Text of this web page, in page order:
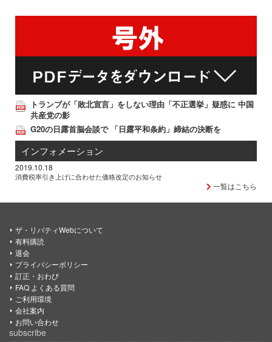
トランプが「敗北宣言」をしない理由「不正選挙」疑惑に 中国
共産党の影
G20の日露首脳会談で 「日露平和条約」締結の決断を
インフォメーション
2019.10.18
消費税率引き上げに合わせた価格改定のお知らせ
一覧はこちら
ザ・リバティWebについて
有料購読
退会
プライバシーポリシー
訂正・おわび
FAQ よくある質問
ご利用環境
会社案内
お問い合わせ
subscribe